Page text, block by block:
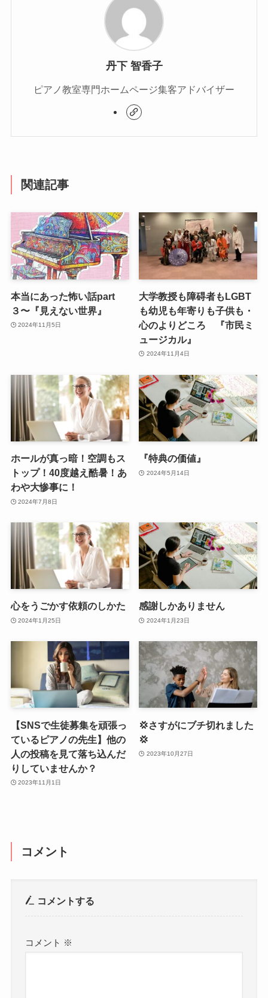
丹下 智香子
ピアノ教室専門ホームページ集客アドバイザー
関連記事
本当にあった怖い話part
３〜『見えない世界』
2024年11月5日
大学教授も障碍者もLGBT
も幼児も年寄りも子供も・
心のよりどころ 『市民ミ
ュージカル』
2024年11月4日
ホールが真っ暗！空調もス
トップ！40度越え酷暑！あ
わや大惨事に！
2024年7月8日
『特典の価値』
2024年5月14日
心をうごかす依頼のしかた
2024年1月25日
感謝しかありません
2024年1月23日
【SNSで生徒募集を頑張っ
ているピアノの先生】他の
人の投稿を見て落ち込んだ
りしていませんか？
2023年11月1日
💢さすがにブチ切れました
💢
2023年10月27日
コメント
コメントする
コメント ※